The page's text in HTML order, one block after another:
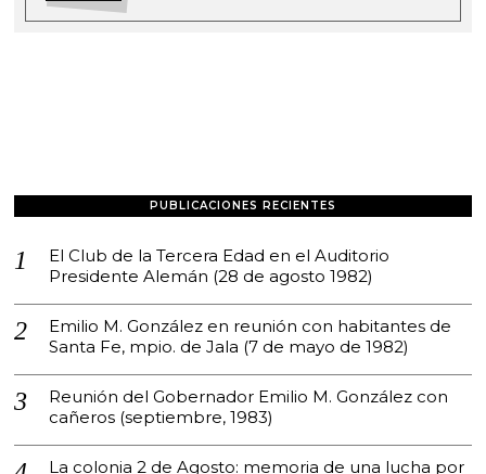
PUBLICACIONES RECIENTES
El Club de la Tercera Edad en el Auditorio
Presidente Alemán (28 de agosto 1982)
Emilio M. González en reunión con habitantes de
Santa Fe, mpio. de Jala (7 de mayo de 1982)
Reunión del Gobernador Emilio M. González con
cañeros (septiembre, 1983)
La colonia 2 de Agosto: memoria de una lucha por